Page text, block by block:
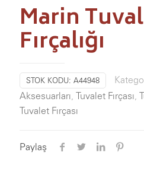
Marin
Fırçalığı
STOK KODU: A44948
Aksesuarları Tuvalet Fırçası
Tuvalet Fırçası
Paylaş